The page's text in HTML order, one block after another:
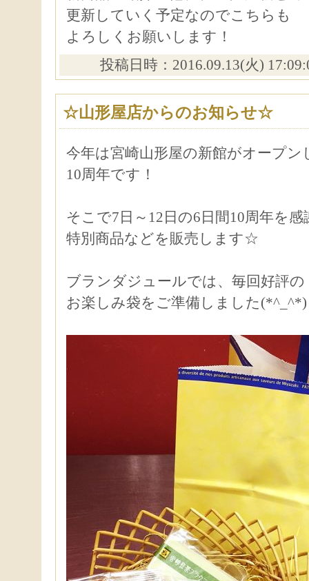
更新していく予定なのでこちらも
よろしくお願いします！
投稿日時：2016.09.13(火)
☆山形屋店からのお知らせ☆
今年は宮崎山形屋の新館がオープン
10周年です！
そこで7日～12日の6日間10周年を感
特別商品などを販売します☆
ブランダジュールでは、毎回好評の
お楽しみ袋をご準備しました(*^_^*)